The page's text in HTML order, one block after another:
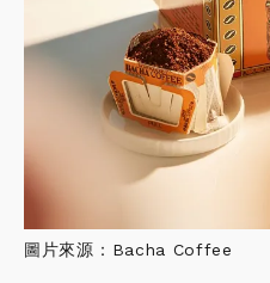
圖片來源：Bacha Coffee